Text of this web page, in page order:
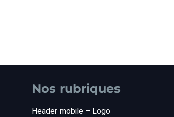
Nos rubriques
Header mobile – Logo